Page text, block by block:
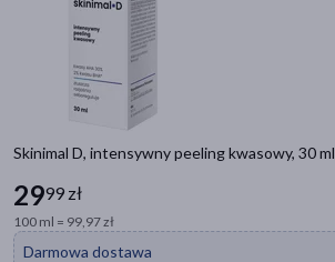
Skinimal D, intensywny peeling kwasowy, 30 ml
2999 zł
100 ml = 99,97 zł
Darmowa dostawa